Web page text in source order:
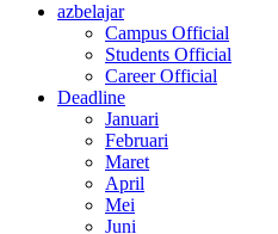
azbelajar
Campus Official
Students Official
Career Official
Deadline
Januari
Februari
Maret
April
Mei
Juni